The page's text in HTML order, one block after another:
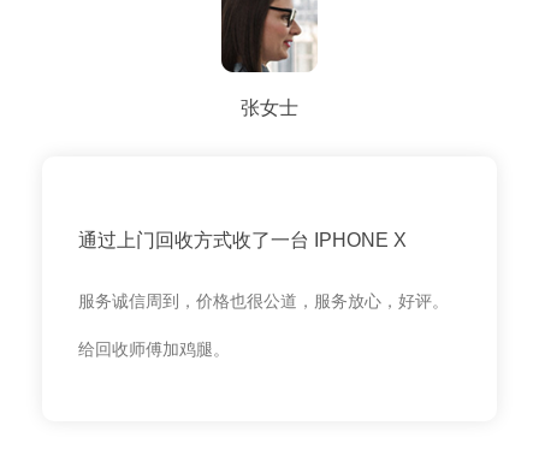
张女士
通过上门回收方式收了一台 IPHONE X
服务诚信周到，价格也很公道，服务放心，好评。
给回收师傅加鸡腿。